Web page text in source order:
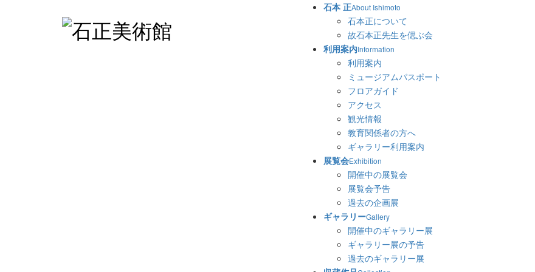
石本 正About Ishimoto
石本正について
故石本正先生を偲ぶ会
利用案内Information
利用案内
ミュージアムパスポート
フロアガイド
アクセス
観光情報
教育関係者の方へ
ギャラリー利用案内
展覧会Exhibition
開催中の展覧会
展覧会予告
過去の企画展
ギャラリーGallery
開催中のギャラリー展
ギャラリー展の予告
過去のギャラリー展